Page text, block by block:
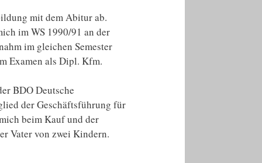
mit dem Abitur ab.
im WS 1990/91 an der
im gleichen Semester
Examen als Dipl. Kfm.
BDO Deutsche
der Geschäftsführung für
beim Kauf und der
Vater von zwei Kindern.